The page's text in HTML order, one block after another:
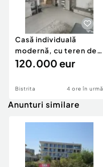
Casă individuală
modernă, cu teren de
1.356 mp – la doa
120.000 eur
Bistrita 4 ore în urmă
Anunturi similare